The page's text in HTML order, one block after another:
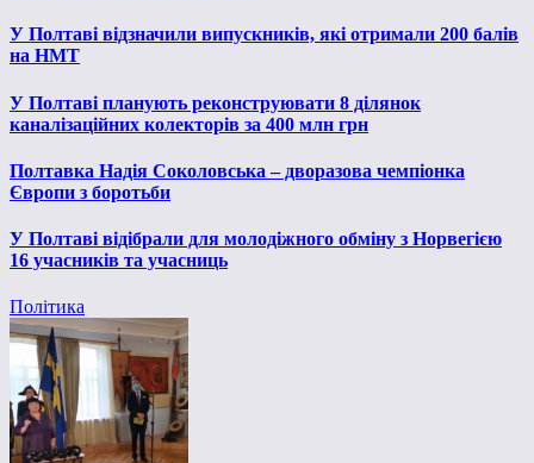
У Полтаві відзначили випускників, які отримали 200 балів
на НМТ
У Полтаві планують реконструювати 8 ділянок
каналізаційних колекторів за 400 млн грн
Полтавка Надія Соколовська – дворазова чемпіонка
Європи з боротьби
У Полтаві відібрали для молодіжного обміну з Норвегією
16 учасників та учасниць
Політика